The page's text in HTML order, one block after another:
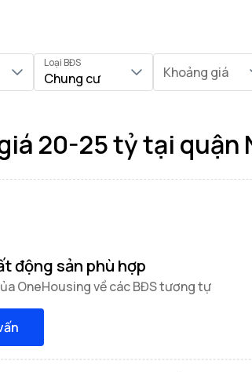
Loại BĐS
Chung cư Khoảng giá
20-25 tỷ tại quận
động sản phù hợp
OneHousing về các BĐS tương tự